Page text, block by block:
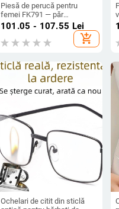
Piesă de perucă pentru
femei FK791 — păr
voluminos din fibre
rezistente la temperaturi
înalte; piesă de perucă; nu
se poate vopsi sau ondula
101.05 - 107.55 Lei
add_shopping_cart
Ochelari de citit din sticlă